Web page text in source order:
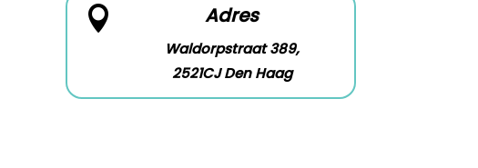
 Adres
Waldorpstraat 389,
2521CJ Den Haag